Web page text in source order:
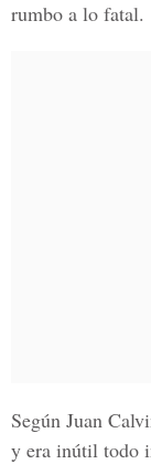
rumbo a lo fatal.
Según Juan
y era inútil todo